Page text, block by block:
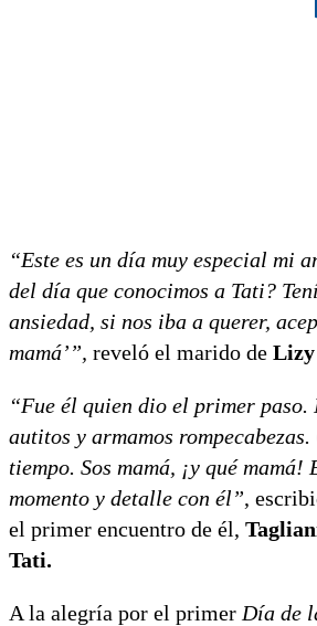
“Este es un día muy especial mi
del día que conocimos a Tati?
ansiedad, si nos iba a querer,
mamá’”, reveló el marido de Lizy
“Fue él quien dio el primer paso.
autitos y armamos rompecabezas.
tiempo. Sos mamá, ¡y qué mamá!
momento y detalle con él”,
el primer encuentro de él,
Tati.
A la alegría por el primer Día de